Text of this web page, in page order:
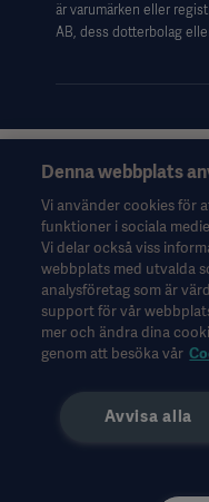
är varumärken eller
AB, dess dotterbolag
Denna information riktar
sjukvårdspersonal eller
ges endast i
uttömmande och ska
bruksanvisningen,
Getinge ansvarar inte för
från någon part baserat
användarens egen risk.
Eventuella behandlingar,
får inte kopieras eller
tillstånd från Getinge.
Denna information är
Denna webbplats
Vi använder cookies för
funktioner i sociala
Vi delar också viss
webbplats med utvalda
analysföretag som är
support för vår
mer och ändra dina
genom att besöka vår
Avvisa alla